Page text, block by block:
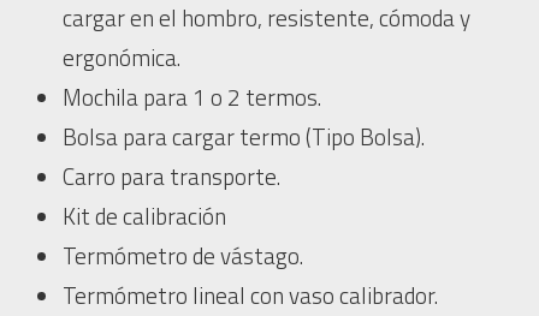
cargar en el hombro, resistente, cómoda y
ergonómica.
Mochila para 1 o 2 termos.
Bolsa para cargar termo (Tipo Bolsa).
Carro para transporte.
Kit de calibración
Termómetro de vástago.
Termómetro lineal con vaso calibrador.